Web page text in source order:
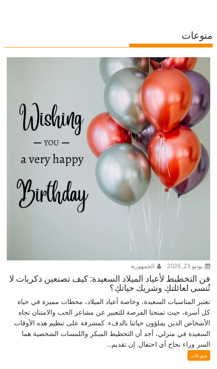
منوعات
يونيو 23, 2026 الجمهورية
فن التخطيط لأعياد الميلاد السعيدة: كيف تصنعين ذكريات لا
تُنسى لعائلتكِ وشريك حياتكِ؟
تعتبر المناسبات السعيدة، وخاصة أعياد الميلاد، محطات مميزة في حياة
كل أسرة، حيث تمنحنا الفرصة للتعبير عن مشاعر الحب والامتنان تجاه
الأشخاص الذين يملؤون حياتنا بالدفء. كمشرفة على تنظيم هذه الأوقات
السعيدة في منزلي، أجد أن التخطيط المبكر واللمسات الشخصية هما
السر وراء نجاح أي احتفال. إن تقديم...
منوعات